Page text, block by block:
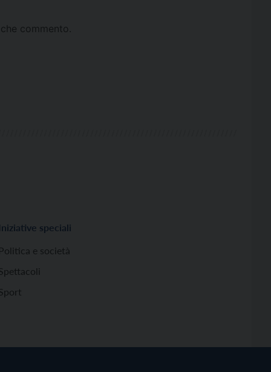
commento.
Iniziative speciali
Politica e società